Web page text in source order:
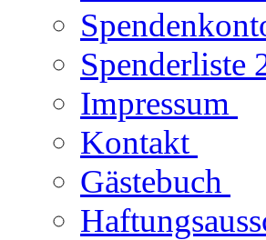
Spenderliste
Impressum
Kontakt
Gästebuch